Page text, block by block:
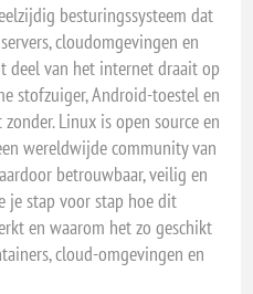
besturingssysteem dat
cloudomgevingen en
deel van het internet draait op
stofzuiger, Android-toestel en
Linux is open source en
wereldwijde community van
betrouwbaar, veilig en
je stap voor stap hoe dit
en waarom het zo geschikt
cloud-omgevingen en